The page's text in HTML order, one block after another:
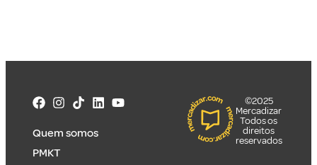
Quem somos
PMKT
©2025
Mercadizar
Todos os
direitos
reservados